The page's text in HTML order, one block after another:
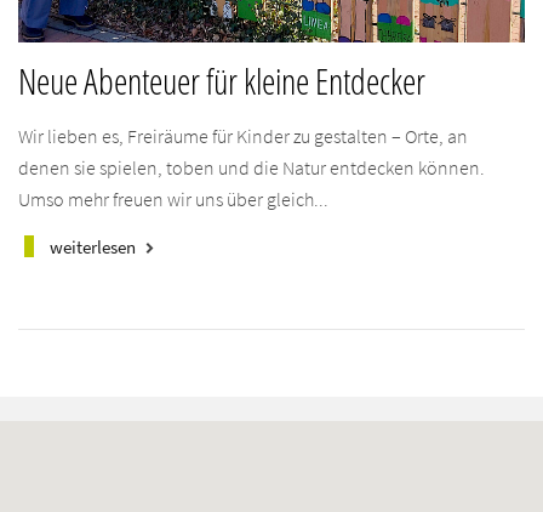
Neue Abenteuer für kleine Entdecker
Wir lieben es, Freiräume für Kinder zu gestalten – Orte, an
denen sie spielen, toben und die Natur entdecken können.
Umso mehr freuen wir uns über gleich...
weiterlesen keyboard_arrow_right